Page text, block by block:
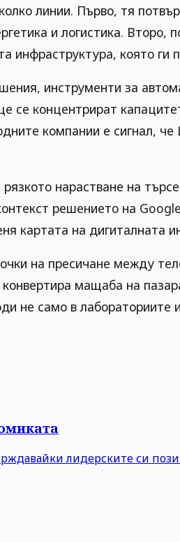
линии. Първо, тя
и логистика. Второ,
инфраструктура, която ги
инструменти за
се концентрират
компании е сигнал,
нарастване на
решението на
картата на дигиталната
на пресичане между
мащаба на
не само в лабораториите
лидерските си